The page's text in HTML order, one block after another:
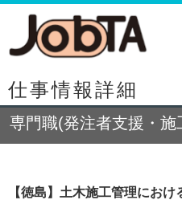
仕事情報詳細
専門職(発注者支援・
【徳島】土木施工管理にお